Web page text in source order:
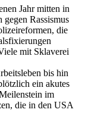
Jahr mitten in
Rassismus
die
mit Sklaverei
bis hin
ein akutes
im
die in den USA